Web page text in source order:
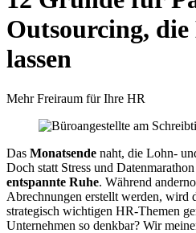
Outsourcing,
lassen
Mehr Freiraum für Ihre HR
Das Monatsende naht, die Lohn-
Doch statt Stress und
entspannte Ruhe. Während
Abrechnungen erstellt werden, wird
strategisch wichtigen HR-Themen
Unternehmen so denkbar? Wir